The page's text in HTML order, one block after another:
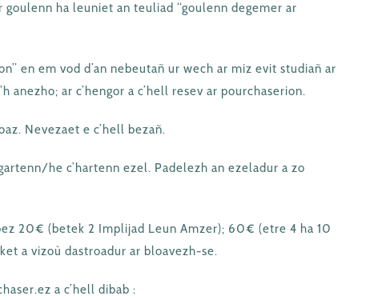
goulenn ha leuniet an teuliad “goulenn degemer ar
en em vod d’an nebeutañ ur wech ar miz evit studiañ ar
anezho; ar c’hengor a c’hell resev ar pourchaserion.
Nevezaet e c’hell bezañ.
he c’hartenn ezel. Padelezh an ezeladur a zo
20€ (betek 2 Implijad Leun Amzer); 60€ (etre 4 ha 10
a vizoù dastroadur ar bloavezh-se.
a c’hell dibab :